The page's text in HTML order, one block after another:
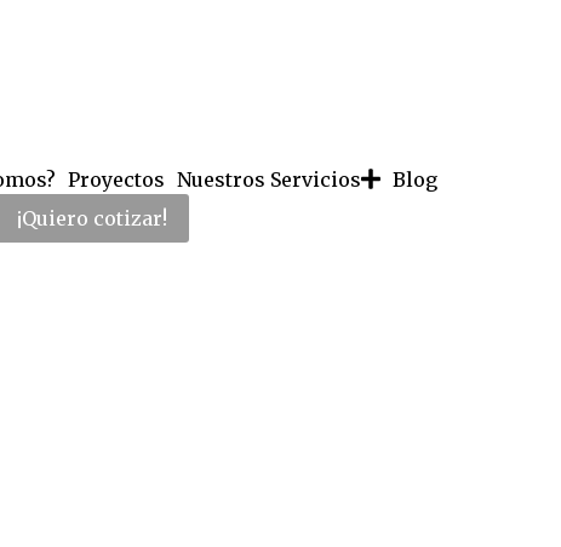
Proyectos Nuestros Servicios
Blog
¡Quiero cotizar!